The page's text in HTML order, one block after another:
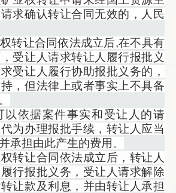
求确认转让合同无效的，人民
让合同依法成立后,在不具有
受让人请求转让人履行报批义
受让人履行协助报批义务的，
，但法律上或者事实上不具备
依据案件事实和受让人的请
为办理报批手续，转让人应当
承担由此产生的费用。
让合同依法成立后，转让人
行报批义务，受让人请求解除
让款及利息，并由转让人承担